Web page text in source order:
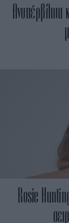
Ανυπέρβλητα
Rosie